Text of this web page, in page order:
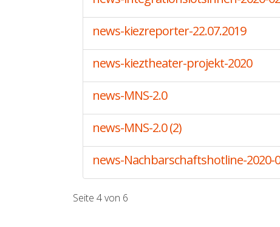
news-kiezreporter-22.07.2019
news-kieztheater-projekt-2020
news-MNS-2.0
news-MNS-2.0 (2)
news-Nachbarschaftshotline-2020-
Seite 4 von 6